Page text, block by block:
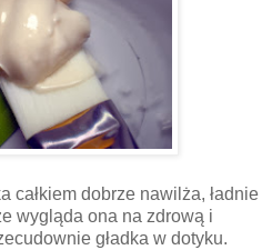
całkiem dobrze nawilża, ładnie
wygląda ona na zdrową i
gładka w dotyku.